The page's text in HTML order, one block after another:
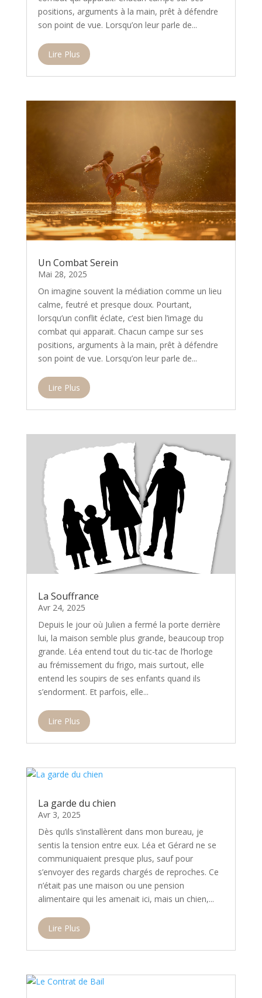
positions, arguments à la main, prêt à défendre
son point de vue. Lorsqu’on leur parle de...
Lire Plus
Un Combat Serein
Mai 28, 2025
On imagine souvent la médiation comme un lieu
calme, feutré et presque doux. Pourtant,
lorsqu’un conflit éclate, c’est bien l’image du
combat qui apparait. Chacun campe sur ses
positions, arguments à la main, prêt à défendre
son point de vue. Lorsqu’on leur parle de...
Lire Plus
La Souffrance
Avr 24, 2025
Depuis le jour où Julien a fermé la porte derrière
lui, la maison semble plus grande, beaucoup trop
grande. Léa entend tout du tic-tac de l’horloge
au frémissement du frigo, mais surtout, elle
entend les soupirs de ses enfants quand ils
s’endorment. Et parfois, elle...
Lire Plus
La garde du chien
Avr 3, 2025
Dès qu’ils s’installèrent dans mon bureau, je
sentis la tension entre eux. Léa et Gérard ne se
communiquaient presque plus, sauf pour
s’envoyer des regards chargés de reproches. Ce
n’était pas une maison ou une pension
alimentaire qui les amenait ici, mais un chien,...
Lire Plus